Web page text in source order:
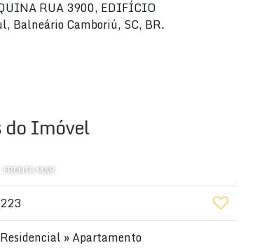
RUA 3900, EDIFÍCIO
Balneário Camboriú, SC, BR.
do Imóvel
FRENTE MAR
223
Residencial »Apartamento